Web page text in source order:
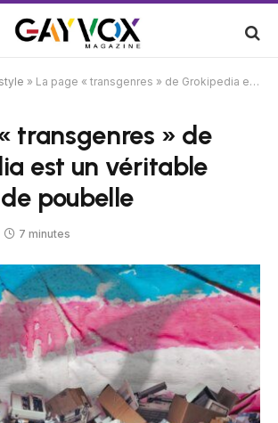
» La page « transgenres » de Grokipedia est un véritable incendie de poubelle
transgenres » de
est un véritable
poubelle
7 minutes